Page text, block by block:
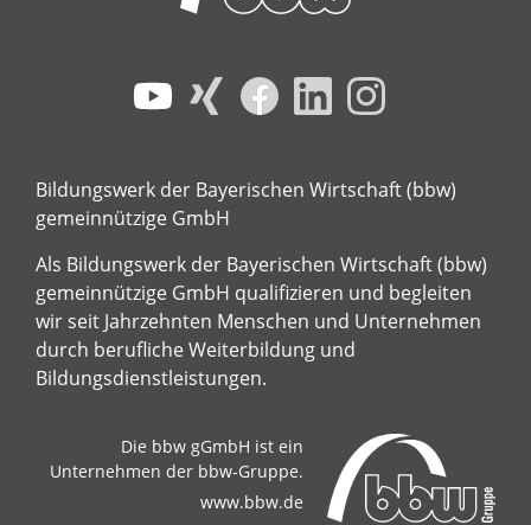
Bildungswerk der Bayerischen Wirtschaft (bbw)
gemeinnützige GmbH
Als Bildungswerk der Bayerischen Wirtschaft (bbw)
gemeinnützige GmbH qualifizieren und begleiten
wir seit Jahrzehnten Menschen und Unternehmen
durch berufliche Weiterbildung und
Bildungsdienstleistungen.
Die bbw gGmbH ist ein
Unternehmen der bbw-Gruppe.
www.bbw.de